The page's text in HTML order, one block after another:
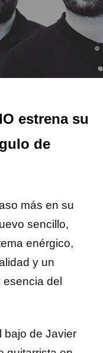
estrena su
de
más en su
sencillo,
enérgico,
y un
del
bajo de Javier